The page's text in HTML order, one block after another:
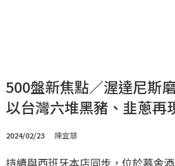
500盤新焦點／渥達尼斯
以台灣六堆黑豬、韭蔥再
2024/02/23 陳宜慧
持續與西班牙本店同步，位於慕舍